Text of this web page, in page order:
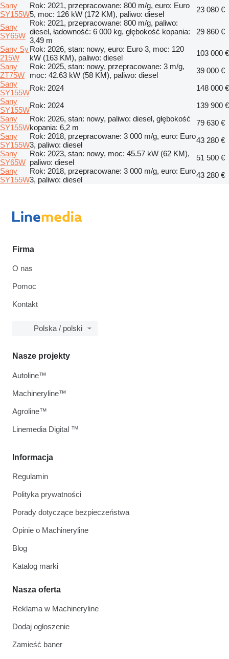
Sany
SY155W
Rok: 2021, przepracowane: 800 m/g, euro: Euro
5, moc: 126 kW (172 KM), paliwo: diesel
23 080 €
Sany
SY65W
Rok: 2021, przepracowane: 800 m/g, paliwo:
diesel, ładowność: 6 000 kg, głębokość kopania:
3,49 m
29 860 €
Sany Sy
215W
Rok: 2026, stan: nowy, euro: Euro 3, moc: 120
kW (163 KM), paliwo: diesel
103 000 €
Sany
ZT75W
Rok: 2025, stan: nowy, przepracowane: 3 m/g,
moc: 42.63 kW (58 KM), paliwo: diesel
39 000 €
Sany
SY155W
Rok: 2024
148 000 €
Sany
SY155W
Rok: 2024
139 900 €
Sany
SY155W
Rok: 2026, stan: nowy, paliwo: diesel, głębokość
kopania: 6,2 m
79 630 €
Sany
SY155W
Rok: 2018, przepracowane: 3 000 m/g, euro: Euro
3, paliwo: diesel
43 280 €
Sany
SY65W
Rok: 2023, stan: nowy, moc: 45.57 kW (62 KM),
paliwo: diesel
51 500 €
Sany
SY155W
Rok: 2018, przepracowane: 3 000 m/g, euro: Euro
3, paliwo: diesel
43 280 €
Firma
O nas
Pomoc
Kontakt
Polska / polski
Informacja
Regulamin
Polityka prywatności
Porady dotyczące bezpieczeństwa
Opinie o Machineryline
Blog
Katalog marki
Nasza oferta
Reklama w Machineryline
Dodaj ogłoszenie
Zamieść baner
Nasze projekty
Autoline™
Machineryline™
Agroline™
Linemedia Digital ™